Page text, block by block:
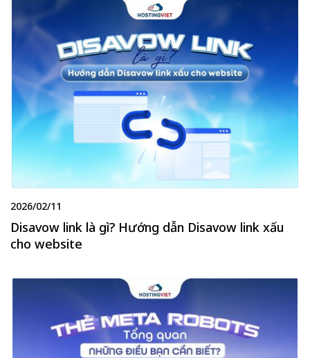
2026/02/11
Disavow link là gì? Hướng dẫn Disavow link xấu
cho website